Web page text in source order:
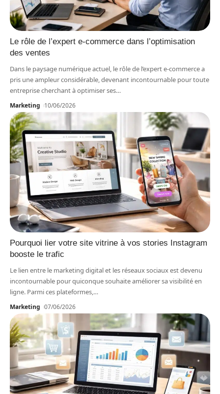
Le rôle de l’expert e-commerce dans l’optimisation
des ventes
Dans le paysage numérique actuel, le rôle de l’expert e-commerce a
pris une ampleur considérable, devenant incontournable pour toute
entreprise cherchant à optimiser ses…
Marketing 10/06/2026
Pourquoi lier votre site vitrine à vos stories Instagram
booste le trafic
Le lien entre le marketing digital et les réseaux sociaux est devenu
incontournable pour quiconque souhaite améliorer sa visibilité en
ligne. Parmi ces plateformes,…
Marketing 07/06/2026